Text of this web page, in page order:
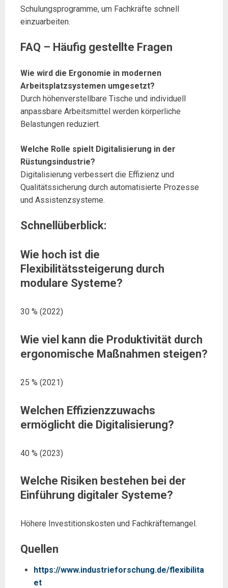
Schulungsprogramme, um Fachkräfte schnell
einzuarbeiten.
FAQ – Häufig gestellte Fragen
Wie wird die Ergonomie in modernen
Arbeitsplatzsystemen umgesetzt?
Durch höhenverstellbare Tische und individuell
anpassbare Arbeitsmittel werden körperliche
Belastungen reduziert.
Welche Rolle spielt Digitalisierung in der
Rüstungsindustrie?
Digitalisierung verbessert die Effizienz und
Qualitätssicherung durch automatisierte Prozesse
und Assistenzsysteme.
Schnellüberblick:
Wie hoch ist die
Flexibilitätssteigerung durch
modulare Systeme?
30 % (2022)
Wie viel kann die Produktivität durch
ergonomische Maßnahmen steigen?
25 % (2021)
Welchen Effizienzzuwachs
ermöglicht die Digitalisierung?
40 % (2023)
Welche Risiken bestehen bei der
Einführung digitaler Systeme?
Höhere Investitionskosten und Fachkräftemangel.
Quellen
https://www.industrieforschung.de/flexibilita
et